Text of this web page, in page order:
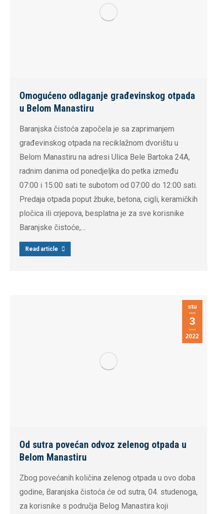
Omogućeno odlaganje građevinskog otpada
u Belom Manastiru
Baranjska čistoća započela je sa zaprimanjem
građevinskog otpada na reciklažnom dvorištu u
Belom Manastiru na adresi Ulica Bele Bartoka 24A,
radnim danima od ponedjeljka do petka između
07:00 i 15:00 sati te subotom od 07:00 do 12:00 sati.
Predaja otpada poput žbuke, betona, cigli, keramičkih
pločica ili crjepova, besplatna je za sve korisnike
Baranjske čistoće,…
Read article
stu
3
2022
Od sutra povećan odvoz zelenog otpada u
Belom Manastiru
Zbog povećanih količina zelenog otpada u ovo doba
godine, Baranjska čistoća će od sutra, 04. studenoga,
za korisnike s područja Belog Manastira koji